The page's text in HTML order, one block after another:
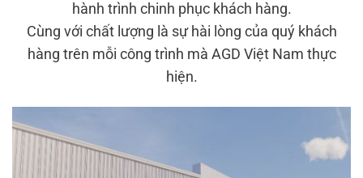
hành trình chinh phục khách hàng.
Cùng với chất lượng là sự hài lòng của quý khách
hàng trên mỗi công trình mà AGD Việt Nam thực
hiện.